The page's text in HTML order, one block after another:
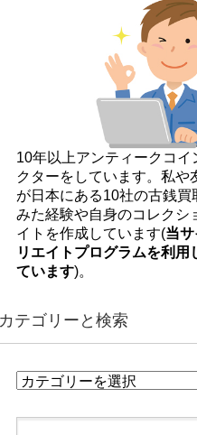
10年以上アンティークコイ
クターをしています。私や
が日本にある10社の古銭買
みた経験や自身のコレクシ
イトを作成しています(当
リエイトプログラムを利用
ています)。
カテゴリーと検索
カ
ゴ